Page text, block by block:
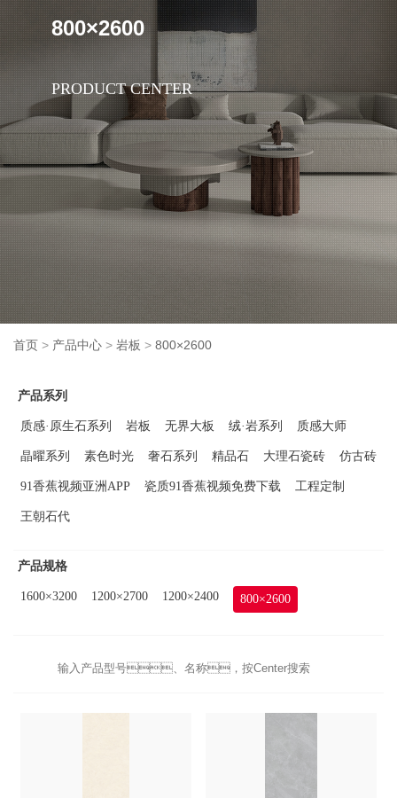
800×2600
PRODUCT CENTER
首页 > 产品中心 > 岩板 > 800×2600
产品系列
质感·原生石系列 岩板 无界大板 绒·岩系列 质感大师
晶曜系列 素色时光 奢石系列 精品石 大理石瓷砖 仿古砖
91香蕉视频亚洲APP 瓷质91香蕉视频免费下载 工程定制
王朝石代
产品规格
1600×3200 1200×2700 1200×2400 800×2600